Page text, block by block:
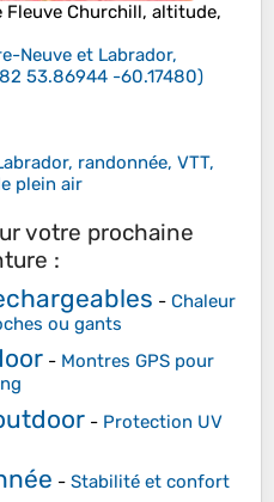
Fleuve Churchill, altitude,
Neuve et Labrador,
53.86944 -60.17480)
randonnée, VTT,
plein air
votre prochaine
:
- Chaleur
ou gants
- Montres GPS pour
- Protection UV
- Stabilité et confort